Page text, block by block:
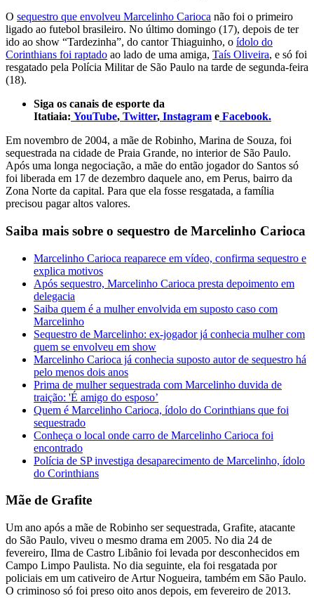
O sequestro que envolveu Marcelinho Carioca não foi o primeiro
ligado ao futebol brasileiro. No último domingo (17), depois de ter
ido ao show “Tardezinha”, do cantor Thiaguinho, o ídolo do
Corinthians foi raptado ao lado de uma amiga, Taís Oliveira, e só foi
resgatado pela Polícia Militar de São Paulo na tarde de segunda-feira
(18).
Siga os canais de esporte da
Itatiaia: YouTube, Twitter, Instagram e Facebook.
Em novembro de 2004, a mãe de Robinho, Marina de Souza, foi
sequestrada na cidade de Praia Grande, no interior de São Paulo.
Após uma longa negociação, a mãe do então jogador do Santos só
foi liberada em 17 de dezembro daquele ano, em Perus, bairro da
Zona Norte da capital. Para que ela fosse resgatada, a família
precisou pagar altos valores.
Saiba mais sobre o sequestro de Marcelinho Carioca
Marcelinho Carioca reaparece em vídeo, confirma sequestro e
explica motivos
Após sequestro, Marcelinho Carioca presta depoimento em
delegacia
Saiba quem é a mulher envolvida em suposto caso com
Marcelinho
Sequestro de Marcelinho: ex-jogador já conhecia mulher com
quem se envolveu em show
Marcelinho Carioca já conhecia suposto autor de sequestro há
pelo menos dois anos
Prima de mulher sequestrada com Marcelinho duvida de
traição: 'É amigo do esposo’
Quem é Marcelinho Carioca, ídolo do Corinthians que foi
sequestrado
Conheça o local onde carro de Marcelinho Carioca foi
encontrado
Polícia de SP investiga desaparecimento de Marcelinho, ídolo
do Corinthians
Mãe de Grafite
Um ano após a mãe de Robinho ser sequestrada, Grafite, atacante
do São Paulo, viveu o mesmo drama em 2005. No dia 24 de
fevereiro, Ilma de Castro Libânio foi levada por desconhecidos em
Campo Limpo Paulista. No dia seguinte, ela foi resgatada por
policiais em um cativeiro de Artur Nogueira, também em São Paulo.
O criminoso só foi preso oito anos depois, em fevereiro de 2013.